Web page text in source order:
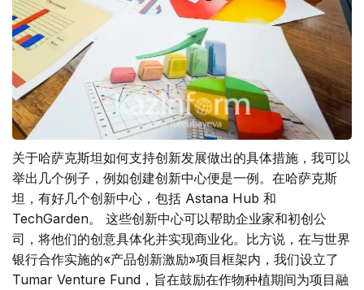
关于哈萨克斯坦如何支持创新发展做出的具体措施，我可以
举出几个例子，例如创建创新中心便是一例。在哈萨克斯
坦，有好几个创新中心，包括 Astana Hub 和
TechGarden。 这些创新中心可以帮助企业家和初创公
司，将他们的创意具体化并实现商业化。比方说，在与世界
银行合作实施的«产品创新激励»项目框架内，我们设立了
Tumar Venture Fund，旨在鼓励在作物种植期间为项目融